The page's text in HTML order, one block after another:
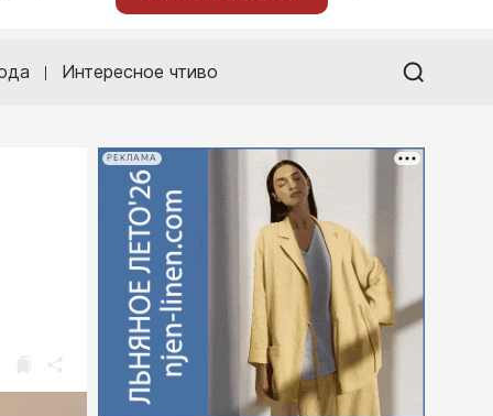
Интересное чтиво
РЕКЛАМА